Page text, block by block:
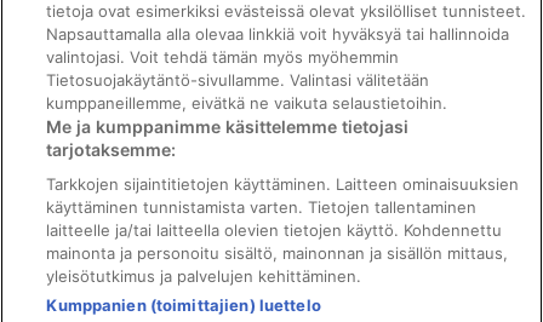
Oikeudelliset tiedot / ota meihin yhteyttä
Sisältövaatimukset ja ilmoituksen tekeminen sisällöstä
Tuki
Ota yhteyttä
Varauksen muuttaminen tai peruuttaminen
Varaa lento lentoyhtiön hyvityskupongeilla
Hyvityksen hakeminen ja aikarajat
tietoja ovat esimerkiksi evästeissä olevat yksilölliset tunnisteet.
Napsauttamalla alla olevaa linkkiä voit hyväksyä tai hallinnoida
valintojasi. Voit tehdä tämän myös myöhemmin
Tietosuojakäytäntö-sivullamme. Valintasi välitetään
kumppaneillemme, eivätkä ne vaikuta selaustietoihin.
Me ja kumppanimme käsittelemme tietojasi
tarjotaksemme:
Tarkkojen sijaintitietojen käyttäminen. Laitteen ominaisuuksien
käyttäminen tunnistamista varten. Tietojen tallentaminen
laitteelle ja/tai laitteella olevien tietojen käyttö. Kohdennettu
mainonta ja personoitu sisältö, mainonnan ja sisällön mittaus,
yleisötutkimus ja palvelujen kehittäminen.
Kumppanien (toimittajien) luettelo